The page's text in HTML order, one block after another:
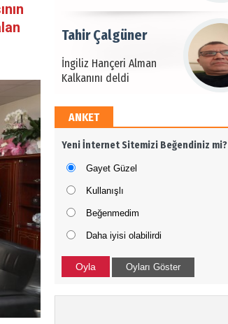
İngiliz Hançeri Alman
Kalkanını deldi
Tahir Çalgüner
Dava adamı olmak
Salih Ergül
SİZİN ÇOÇUKLAR BU KEZ
BAŞARAMADI
Ali Tığ
ANKET
Yeni İnternet Sitemizi Beğendiniz mi?
Gayet Güzel
Kullanışlı
Beğenmedim
Daha iyisi olabilirdi
Oyla Oyları Göster